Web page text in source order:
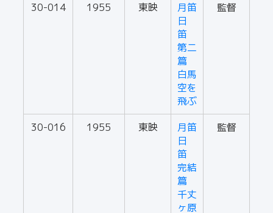
30-014 1955 東映
月笛
日
笛
第二
篇
白馬
空を
飛ぶ
監督
30-016 1955 東映
月笛
日
笛
完結
篇
千丈
ヶ原
監督